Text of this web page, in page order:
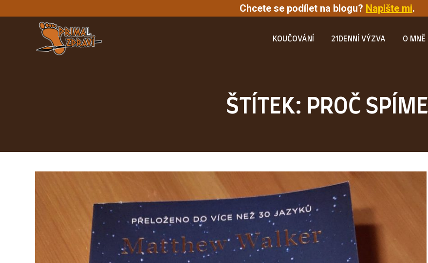
Chcete se podílet na blogu? Napište mi.
KOUČOVÁNÍ 21DENNÍ VÝZVA O MNĚ
ŠTÍTEK: PROČ SPÍME